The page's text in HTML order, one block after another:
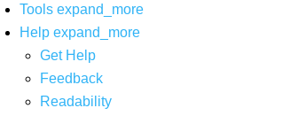
Tools expand_more
Help expand_more
Get Help
Feedback
Readability